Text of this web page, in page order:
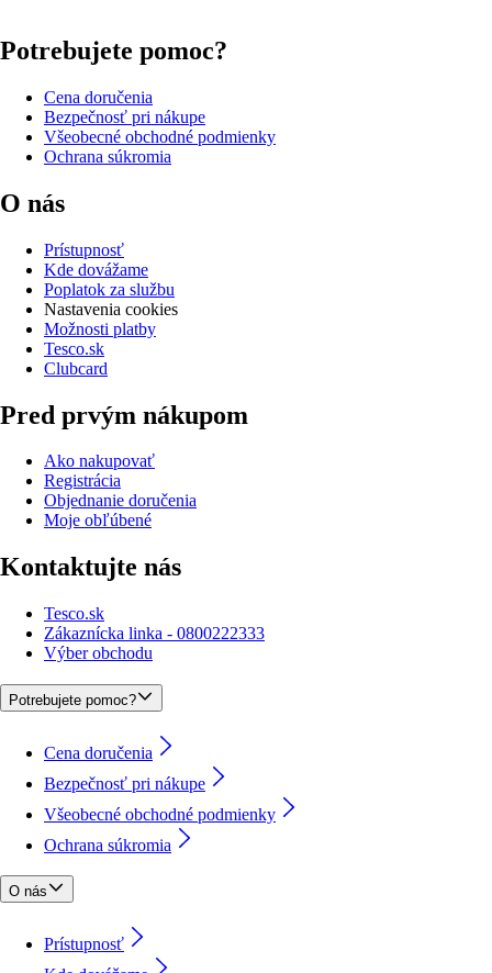
Potrebujete pomoc?
Cena doručenia
Bezpečnosť pri nákupe
Všeobecné obchodné podmienky
Ochrana súkromia
O nás
Prístupnosť
Kde dovážame
Poplatok za službu
Nastavenia cookies
Možnosti platby
Tesco.sk
Clubcard
Pred prvým nákupom
Ako nakupovať
Registrácia
Objednanie doručenia
Moje obľúbené
Kontaktujte nás
Tesco.sk
Zákaznícka linka - 0800222333
Výber obchodu
Potrebujete pomoc?
Cena doručenia
Bezpečnosť pri nákupe
Všeobecné obchodné podmienky
Ochrana súkromia
O nás
Prístupnosť